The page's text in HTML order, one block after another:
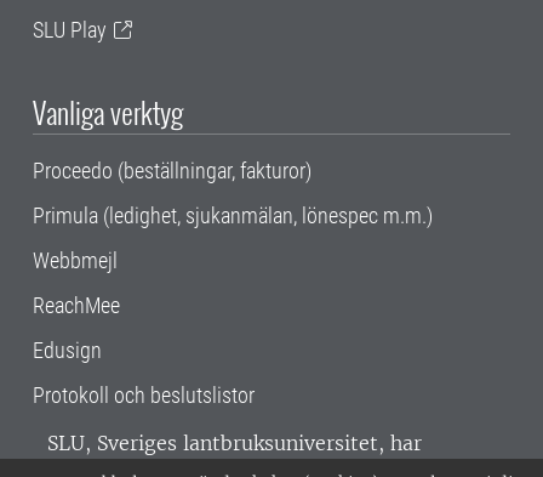
SLU Play
Vanliga verktyg
Proceedo (beställningar, fakturor)
Primula (ledighet, sjukanmälan, lönespec m.m.)
Webbmejl
ReachMee
Edusign
Protokoll och beslutslistor
SLU, Sveriges lantbruksuniversitet, har
verksamhet över hela Sverige. Huvudorter är